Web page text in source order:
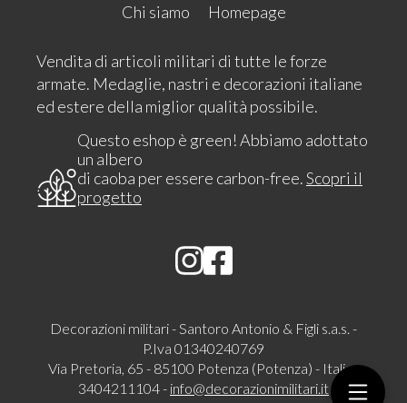
Chi siamo
Homepage
Vendita di articoli militari di tutte le forze
armate. Medaglie, nastri e decorazioni italiane
ed estere della miglior qualità possibile.
Questo eshop è green! Abbiamo adottato
un albero
di caoba per essere carbon-free.Scopri il
progetto
Decorazioni militari - Santoro Antonio & Figli s.a.s. -
P.Iva 01340240769
Via Pretoria, 65 - 85100 Potenza (Potenza) - Italia -
3404211104 - info@decorazionimilitari.it